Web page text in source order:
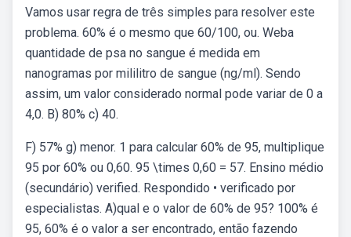
Vamos usar regra de três simples para resolver este
problema. 60% é o mesmo que 60/100, ou. Weba
quantidade de psa no sangue é medida em
nanogramas por mililitro de sangue (ng/ml). Sendo
assim, um valor considerado normal pode variar de 0 a
4,0. B) 80% c) 40.
F) 57% g) menor. 1 para calcular 60% de 95, multiplique
95 por 60% ou 0,60. 95 \times 0,60 = 57. Ensino médio
(secundário) verified. Respondido • verificado por
especialistas. A)qual e o valor de 60% de 95? 100% é
95, 60% é o valor a ser encontrado, então fazendo